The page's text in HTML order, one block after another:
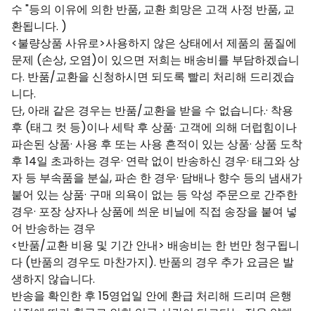
수 "등의 이유에 의한 반품, 교환 희망은 고객 사정 반품, 교
환됩니다. )
<불량상품 사유로>사용하지 않은 상태에서 제품의 품질에
문제 (손상, 오염)이 있으면 저희는 배송비를 부담하겠습니
다. 반품/교환을 신청하시면 되도록 빨리 처리해 드리겠습
니다.
단, 아래 같은 경우는 반품/교환을 받을 수 없습니다.· 착용
후 (태그 컷 등)이나 세탁 후 상품· 고객에 의해 더럽힘이나
파손된 상품· 사용 후 또는 사용 흔적이 있는 상품· 상품 도착
후 14일 초과하는 경우· 연락 없이 반송하신 경우· 태그와 상
자 등 부속품을 분실, 파손 한 경우· 담배나 향수 등의 냄새가
붙어 있는 상품· 구매 의욕이 없는 등 악성 주문으로 간주한
경우· 포장 상자나 상품에 씌운 비닐에 직접 송장을 붙여 넣
어 반송하는 경우
<반품/교환 비용 및 기간 안내> 배송비는 한 번만 청구됩니
다 (반품의 경우도 마찬가지). 반품의 경우 추가 요금은 발
생하지 않습니다.
반송을 확인한 후 15영업일 안에 환급 처리해 드리며 은행